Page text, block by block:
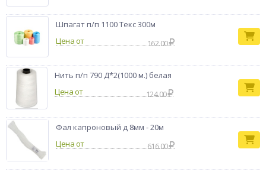
Шпагат п/п 1100 Текс 300м
Цена от
162.00
Нить п/п 790 Д*2(1000 м.) белая
Цена от
124.00
Фал капроновый д 8мм - 20м
Цена от
616.00